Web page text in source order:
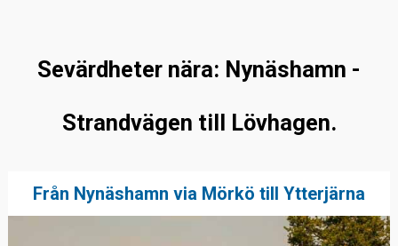
Sevärdheter nära: Nynäshamn -
Strandvägen till Lövhagen.
Från Nynäshamn via Mörkö till Ytterjärna